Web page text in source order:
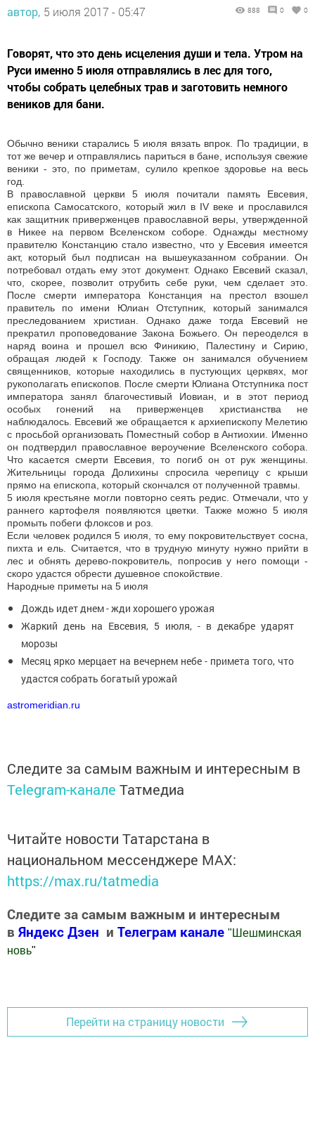
автор, 5 июля 2017 - 05:47 888 0 0
Говорят, что это день исцеления души и тела. Утром на
Руси именно 5 июля отправлялись в лес для того,
чтобы собрать целебных трав и заготовить немного
веников для бани.
Обычно веники старались 5 июля вязать впрок. По традиции, в
тот же вечер и отправлялись париться в бане, используя свежие
веники - это, по приметам, сулило крепкое здоровье на весь
год.
В православной церкви 5 июля почитали память Евсевия,
епископа Самосатского, который жил в IV веке и прославился
как защитник приверженцев православной веры, утвержденной
в Никее на первом Вселенском соборе. Однажды местному
правителю Констанцию стало известно, что у Евсевия имеется
акт, который был подписан на вышеуказанном собрании. Он
потребовал отдать ему этот документ. Однако Евсевий сказал,
что, скорее, позволит отрубить себе руки, чем сделает это.
После смерти императора Констанция на престол взошел
правитель по имени Юлиан Отступник, который занимался
преследованием христиан. Однако даже тогда Евсевий не
прекратил проповедование Закона Божьего. Он переоделся в
наряд воина и прошел всю Финикию, Палестину и Сирию,
обращая людей к Господу. Также он занимался обучением
священников, которые находились в пустующих церквях, мог
рукополагать епископов. После смерти Юлиана Отступника пост
императора занял благочестивый Иовиан, и в этот период
особых гонений на приверженцев христианства не
наблюдалось. Евсевий же обращается к архиепископу Мелетию
с просьбой организовать Поместный собор в Антиохии. Именно
он подтвердил православное вероучение Вселенского собора.
Что касается смерти Евсевия, то погиб он от рук женщины.
Жительницы города Долихины спросила черепицу с крыши
прямо на епископа, который скончался от полученной травмы.
5 июля крестьяне могли повторно сеять редис. Отмечали, что у
раннего картофеля появляются цветки. Также можно 5 июля
промыть побеги флоксов и роз.
Если человек родился 5 июля, то ему покровительствует сосна,
пихта и ель. Считается, что в трудную минуту нужно прийти в
лес и обнять дерево-покровитель, попросив у него помощи -
скоро удастся обрести душевное спокойствие.
Народные приметы на 5 июля
Дождь идет днем - жди хорошего урожая
Жаркий день на Евсевия, 5 июля, - в декабре ударят
морозы
Месяц ярко мерцает на вечернем небе - примета того, что
удастся собрать богатый урожай
astromeridian.ru
Следите за самым важным и интересным в
Telegram-канале Татмедиа
Читайте новости Татарстана в
национальном мессенджере MАХ:
https://max.ru/tatmedia
Следите за самым важным и интересным
в Яндекс Дзен и Телеграм канале " Шешминская
новь"
Перейти на страницу новости